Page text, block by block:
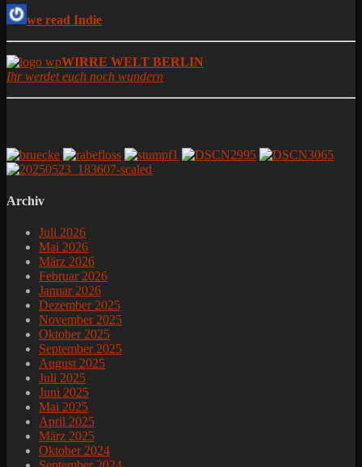
we read Indie
WIRRE WELT BERLIN
Ihr werdet euch noch wundern
Archiv
Juli 2026
Mai 2026
März 2026
Februar 2026
Januar 2026
Dezember 2025
November 2025
Oktober 2025
September 2025
August 2025
Juli 2025
Juni 2025
Mai 2025
April 2025
März 2025
Oktober 2024